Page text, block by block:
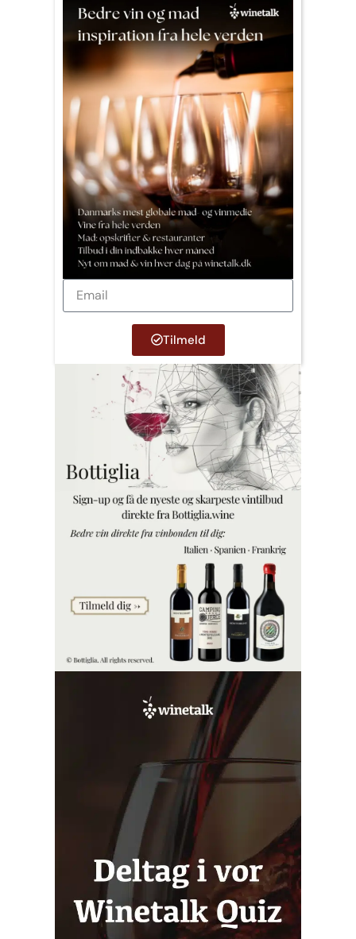
Tilmeld